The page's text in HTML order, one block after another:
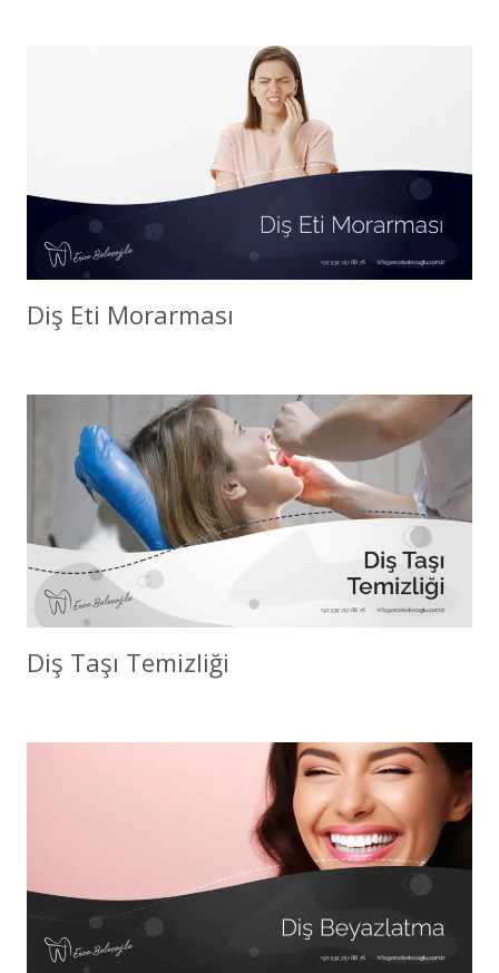
Diş Eti Morarması
Diş Taşı Temizliği